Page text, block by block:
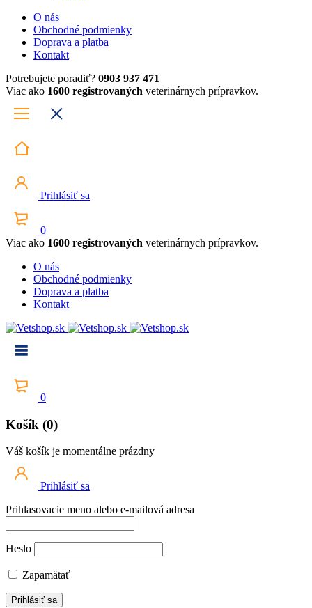
O nás
Obchodné podmienky
Doprava a platba
Kontakt
Potrebujete poradiť? 0903 937 471
Viac ako 1600 registrovaných veterinárnych prípravkov.
Prihlásiť sa
0
Viac ako 1600 registrovaných veterinárnych prípravkov.
O nás
Obchodné podmienky
Doprava a platba
Kontakt
0
Košík (0)
Váš košík je momentálne prázdny
Prihlásiť sa
Prihlasovacie meno alebo e-mailová adresa
Heslo
Zapamätať